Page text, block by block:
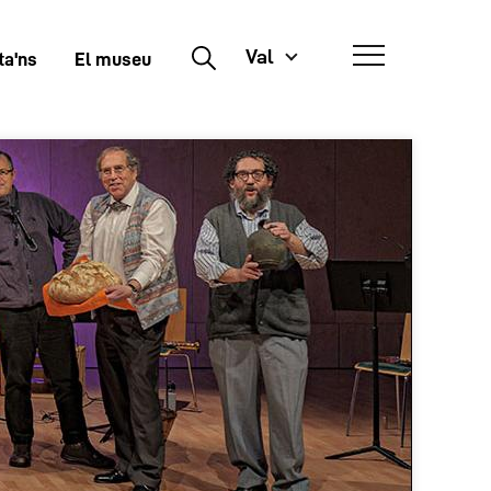
El museu Buscar Val